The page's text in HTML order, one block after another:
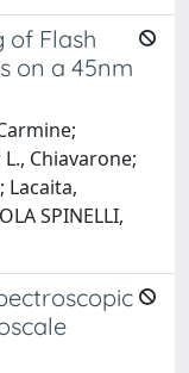
of Flash
on a 45nm
Chiavarone;
Lacaita,
SPINELLI,